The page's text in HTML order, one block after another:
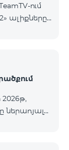
ում
ալիքները
ներառյալ